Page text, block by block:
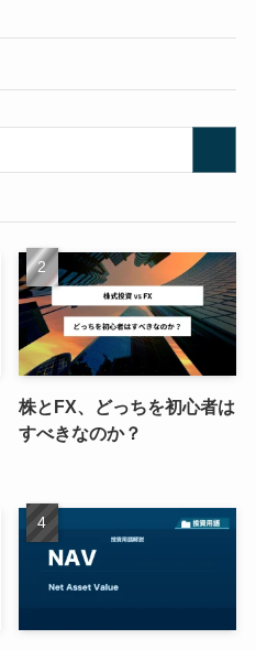
株とFX、どっちを初心者は
すべきなのか？